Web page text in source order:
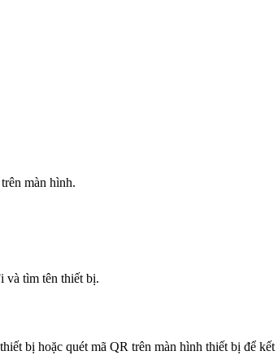
màn hình.
và tìm tên thiết bị.
bị hoặc quét mã QR trên màn hình thiết bị để